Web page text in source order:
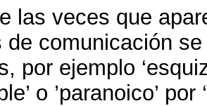
las veces que
de comunicación
por ejemplo
’ o ’paranoico’ por